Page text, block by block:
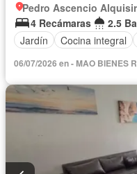
Pedro Ascencio
4 Recámaras
2.5
Jardín
Cocina integral
06/07/2026 en - MAO BIENES